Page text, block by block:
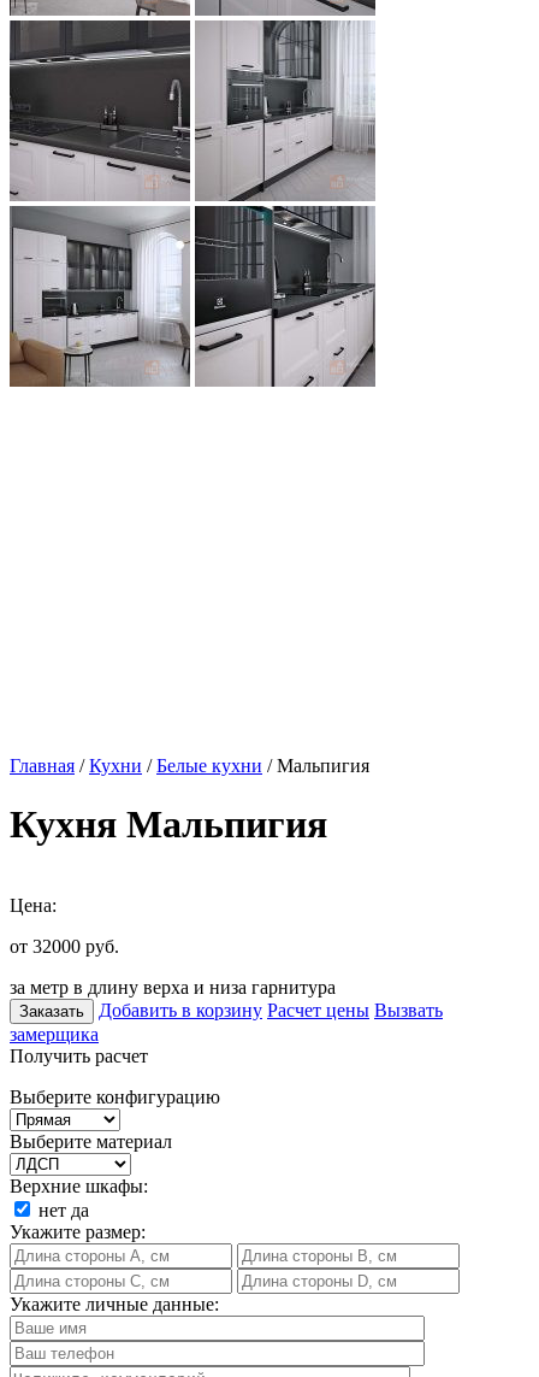
Главная /Кухни /Белые кухни / Мальпигия
Кухня Мальпигия
Цена:
от 32000 руб.
за метр в длину верха и низа гарнитура
Заказать Добавить в корзину Расчет цены Вызвать
замерщика
Получить расчет
Выберите конфигурацию
Выберите материал
Верхние шкафы:
нет да
Укажите размер:
Укажите личные данные: